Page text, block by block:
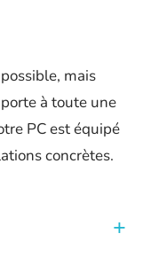
mais
à toute une
PC est équipé
concrètes.